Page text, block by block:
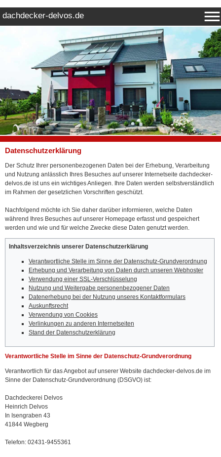
dachdecker-delvos.de
Datenschutzerklärung
Der Schutz Ihrer personenbezogenen Daten bei der Erhebung, Verarbeitung
und Nutzung anlässlich Ihres Besuches auf unserer Internetseite dachdecker-
delvos.de ist uns ein wichtiges Anliegen. Ihre Daten werden selbstverständlich
im Rahmen der gesetzlichen Vorschriften geschützt.
Nachfolgend möchte ich Sie daher darüber informieren, welche Daten
während Ihres Besuches auf unserer Homepage erfasst und gespeichert
werden und wie und für welche Zwecke diese Daten genutzt werden.
Inhaltsverzeichnis unserer Datenschutzerklärung
Verantwortliche Stelle im Sinne der Datenschutz-Grundverordnung
Erhebung und Verarbeitung von Daten durch unseren Webhoster
Verwendung einer SSL-Verschlüsselung
Nutzung und Weitergabe personenbezogener Daten
Datenerhebung bei der Nutzung unseres Kontaktformulars
Auskunftsrecht
Verwendung von Cookies
Verlinkungen zu anderen Internetseiten
Stand der Datenschutzerklärung
Verantwortliche Stelle im Sinne der Datenschutz-Grundverordnung
Verantwortlich für das Angebot auf unserer Website dachdecker-delvos.de im
Sinne der Datenschutz-Grundverordnung (DSGVO) ist:
Dachdeckerei Delvos
Heinrich Delvos
In Isengraben 43
41844 Wegberg
Telefon: 02431-9455361